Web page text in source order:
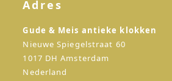
Adres
Gude & Meis antieke klokken
Nieuwe Spiegelstraat 60
1017 DH Amsterdam
Nederland